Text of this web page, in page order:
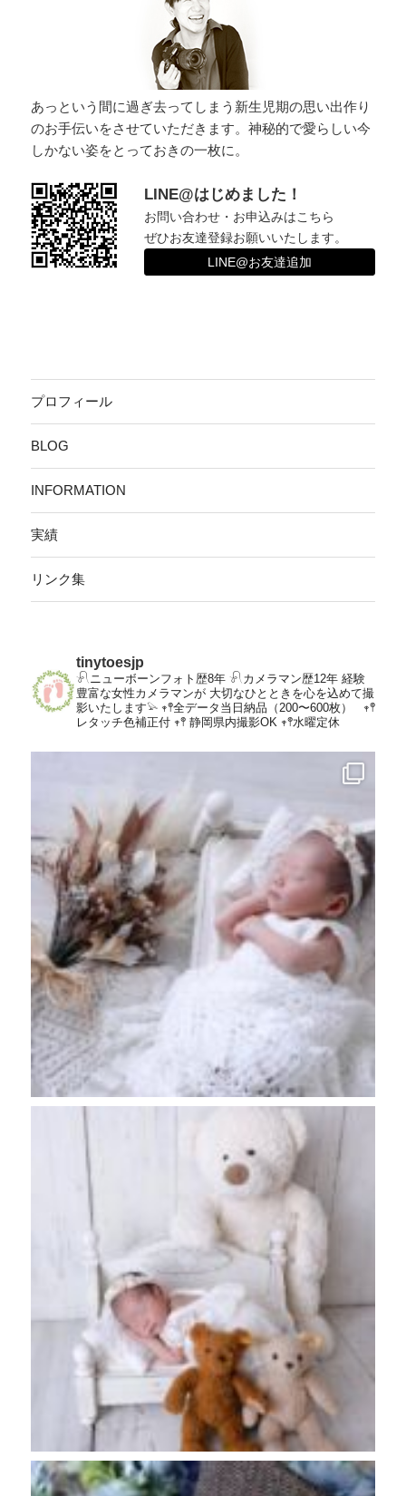
あっという間に過ぎ去ってしまう新生児期の思い出作り
のお手伝いをさせていただきます。神秘的で愛らしい今
しかない姿をとっておきの一枚に。
LINE@はじめました！
お問い合わせ・お申込みはこちら
ぜひお友達登録お願いいたします。
LINE@お友達追加
プロフィール
BLOG
INFORMATION
実績
リンク集
tinytoesjp
𓍯ニューボーンフォト歴8年𓍯カメラマン歴12年経験
豊富な女性カメラマンが大切なひとときを心を込めて撮
影いたします𓅫𖥧𖤣全データ当日納品（200〜600枚）
𖥧𖤣
レタッチ色補正付𖥧𖤣 静岡県内撮影OK 𖥧𖤣水曜定休